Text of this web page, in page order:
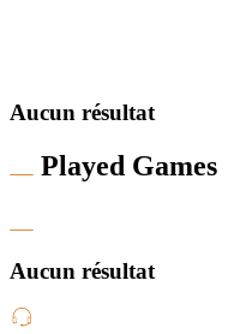
Aucun résultat
Played Games
Aucun résultat